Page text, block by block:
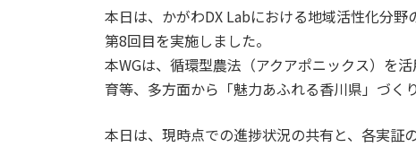
本日は、かがわDX Labにおける地域活性化分
第8回目を実施しました。
本WGは、循環型農法（アクアポニックス）を
育等、多方面から「魅力あふれる香川県」づく
本日は、現時点での進捗状況の共有と、各実証